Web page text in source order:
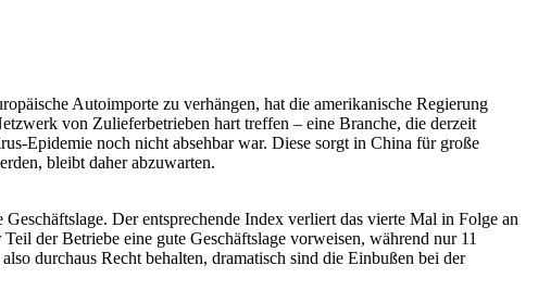
Autoimporte zu verhängen, hat die amerikanische Regierung
von Zulieferbetrieben hart treffen – eine Branche, die derzeit
Epidemie noch nicht absehbar war. Diese sorgt in China für große
bleibt daher abzuwarten.
Der entsprechende Index verliert das vierte Mal in Folge an
der Betriebe eine gute Geschäftslage vorweisen, während nur 11
durchaus Recht behalten, dramatisch sind die Einbußen bei der